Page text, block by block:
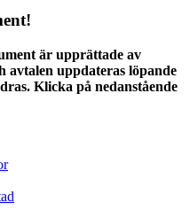
är upprättade av
avtalen uppdateras löpande
Klicka på nedanstående